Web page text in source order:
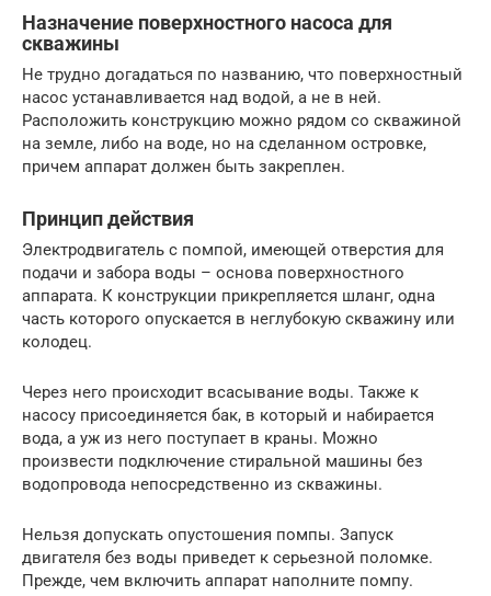
Назначение поверхностного насоса для
скважины
Не трудно догадаться по названию, что поверхностный
насос устанавливается над водой, а не в ней.
Расположить конструкцию можно рядом со скважиной
на земле, либо на воде, но на сделанном островке,
причем аппарат должен быть закреплен.
Принцип действия
Электродвигатель с помпой, имеющей отверстия для
подачи и забора воды – основа поверхностного
аппарата. К конструкции прикрепляется шланг, одна
часть которого опускается в неглубокую скважину или
колодец.
Через него происходит всасывание воды. Также к
насосу присоединяется бак, в который и набирается
вода, а уж из него поступает в краны. Можно
произвести подключение стиральной машины без
водопровода непосредственно из скважины.
Нельзя допускать опустошения помпы. Запуск
двигателя без воды приведет к серьезной поломке.
Прежде, чем включить аппарат наполните помпу.